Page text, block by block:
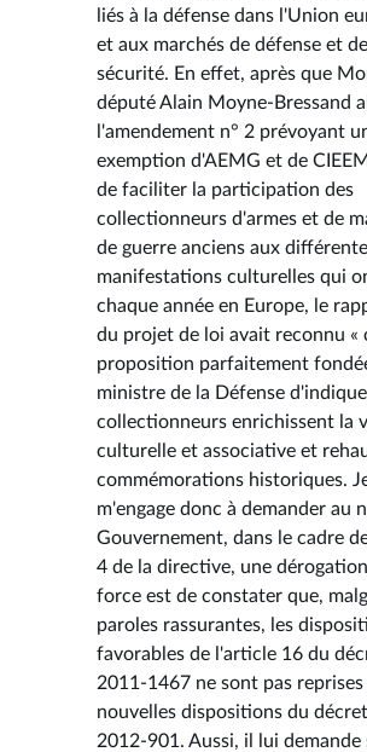
liés à la défense dans l'Union
et aux marchés de défense et de
sécurité. En effet, après que
député Alain Moyne-Bressand
l'amendement n° 2 prévoyant
exemption d'AEMG et de
de faciliter la participation des
collectionneurs d'armes et de
de guerre anciens aux
manifestations culturelles qui
chaque année en Europe, le
du projet de loi avait reconnu «
proposition parfaitement
ministre de la Défense
collectionneurs enrichissent la
culturelle et associative et
commémorations historiques.
m'engage donc à demander au
Gouvernement, dans le cadre
4 de la directive, une
force est de constater que,
paroles rassurantes, les
favorables de l'article 16 du
2011-1467 ne sont pas reprises
nouvelles dispositions du
2012-901. Aussi, il lui demande